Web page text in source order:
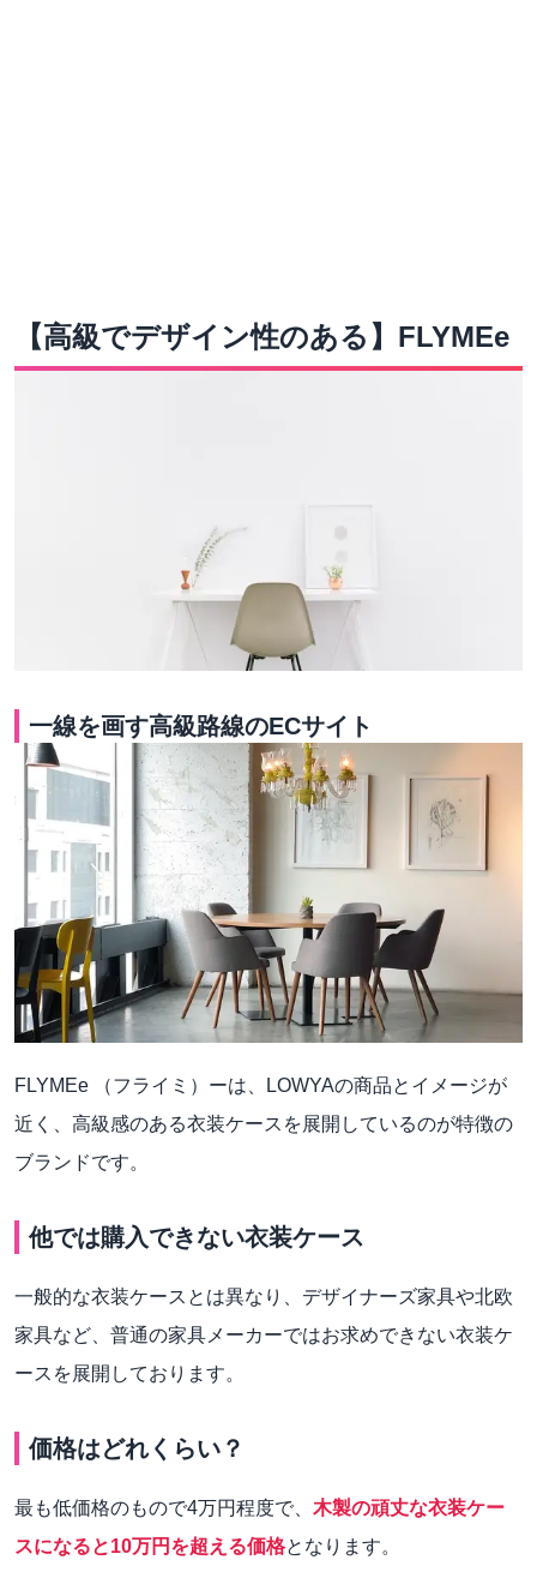
【高級でデザイン性のある】FLYMEe
一線を画す高級路線のECサイト
FLYMEe （フライミ）ーは、LOWYAの商品とイメージが
近く、高級感のある衣装ケースを展開しているのが特徴の
ブランドです。
他では購入できない衣装ケース
一般的な衣装ケースとは異なり、デザイナーズ家具や北欧
家具など、普通の家具メーカーではお求めできない衣装ケ
ースを展開しております。
価格はどれくらい？
最も低価格のもので4万円程度で、 木製の頑丈な衣装ケー
スになると10万円を超える価格となります。